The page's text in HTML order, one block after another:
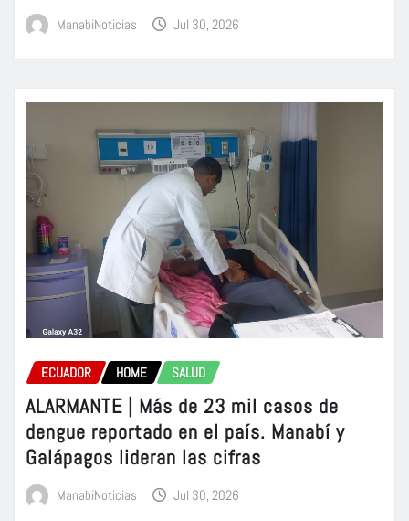
ManabiNoticias Jul 30, 2026
ECUADOR HOME SALUD
ALARMANTE | Más de 23 mil casos de
dengue reportado en el país. Manabí y
Galápagos lideran las cifras
ManabiNoticias Jul 30, 2026